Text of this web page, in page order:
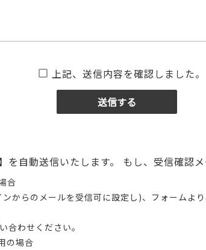
上記、送信内容を確認しました。
自動送信いたします。 もし、受信確認
合
らのメールを受信可に設定し)、フォームより
わせください。
の場合